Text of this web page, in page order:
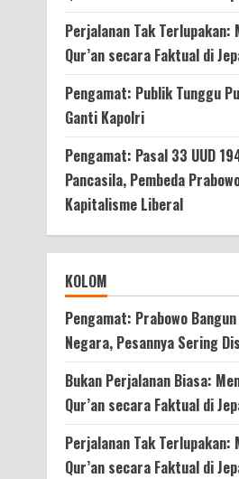
Perjalanan Tak Terlupakan:
Qur’an secara Faktual di
Pengamat: Publik Tunggu
Ganti Kapolri
Pengamat: Pasal 33 UUD
Pancasila, Pembeda
Kapitalisme Liberal
KOLOM
Pengamat: Prabowo
Negara, Pesannya Sering
Bukan Perjalanan Biasa:
Qur’an secara Faktual di
Perjalanan Tak Terlupakan:
Qur’an secara Faktual di